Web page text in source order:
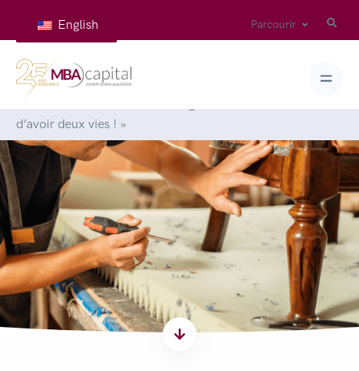
English Parcourir
Accueil
d’avoir deux vies ! »